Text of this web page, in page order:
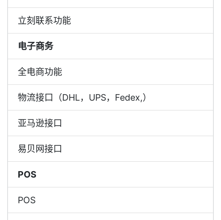
立刻联系功能
电子商务
全电商功能
物流接口（DHL，UPS，Fedex,）
亚马逊接口
易贝网接口
POS
POS